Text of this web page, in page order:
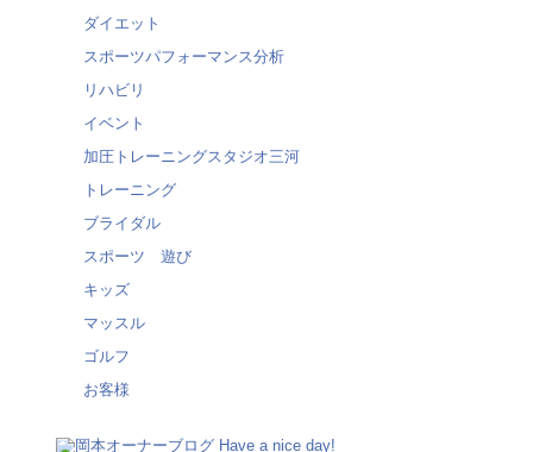
ダイエット
スポーツパフォーマンス分析
リハビリ
イベント
加圧トレーニングスタジオ三河
トレーニング
ブライダル
スポーツ 遊び
キッズ
マッスル
ゴルフ
お客様